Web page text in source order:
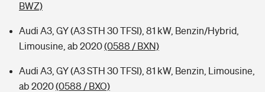
BWZ)
Audi A3, GY (A3 STH 30 TFSI), 81 kW, Benzin/Hybrid,
Limousine, ab 2020(0588 / BXN)
Audi A3, GY (A3 STH 30 TFSI), 81 kW, Benzin, Limousine,
ab 2020(0588 / BXO)